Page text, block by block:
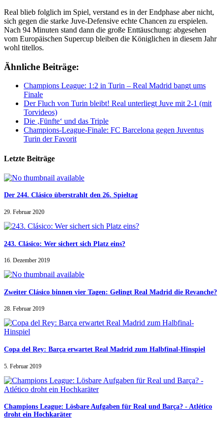
Real blieb folglich im Spiel, verstand es in der Endphase aber nicht,
sich gegen die starke Juve-Defensive echte Chancen zu erspielen.
Nach 94 Minuten stand dann die große Enttäuschung: abgesehen
vom Europäischen Supercup bleiben die Königlichen in diesem Jahr
wohl titellos.
Ähnliche Beiträge:
Champions League: 1:2 in Turin – Real Madrid bangt ums
Finale
Der Fluch von Turin bleibt! Real unterliegt Juve mit 2-1 (mit
Torvideos)
Die ‚Fünfte‘ und das Triple
Champions-League-Finale: FC Barcelona gegen Juventus
Turin der Favorit
Letzte Beiträge
Der 244. Clásico überstrahlt den 26. Spieltag
29. Februar 2020
243. Clásico: Wer sichert sich Platz eins?
16. Dezember 2019
Zweiter Clásico binnen vier Tagen: Gelingt Real Madrid die Revanche?
28. Februar 2019
Copa del Rey: Barça erwartet Real Madrid zum Halbfinal-Hinspiel
5. Februar 2019
Champions League: Lösbare Aufgaben für Real und Barça? - Atlético
droht ein Hochkaräter